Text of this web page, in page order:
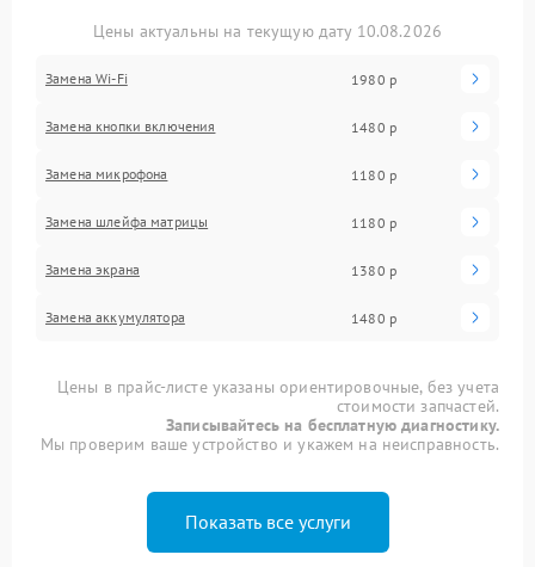
Цены актуальны на текущую дату 10.08.2026
Замена Wi-Fi 1980 р
Замена кнопки включения 1480 р
Замена микрофона 1180 р
Замена шлейфа матрицы 1180 р
Замена экрана 1380 р
Замена аккумулятора 1480 р
Цены в прайс-листе указаны ориентировочные, без учета
стоимости запчастей.
Записывайтесь на бесплатную диагностику.
Мы проверим ваше устройство и укажем на неисправность.
Показать все услуги